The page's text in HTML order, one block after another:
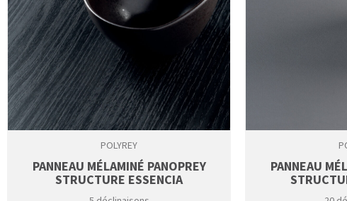
POLYREY
PANNEAU MÉLAMINÉ PANOPREY
STRUCTURE ESSENCIA
PANNEAU